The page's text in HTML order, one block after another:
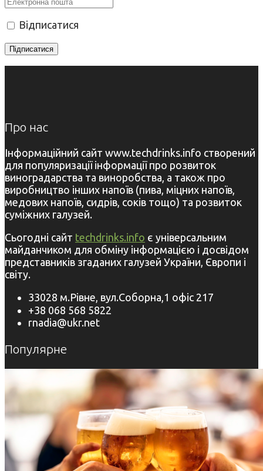
Відписатися
Про нас
Інформаційний сайт www.techdrinks.info створений
для популяризації інформації про розвиток
виноградарства та виноробства, а також про
виробництво інших напоїв (пива, міцних напоїв,
медових напоїв, сидрів, соків тощо) та розвиток
суміжних галузей.
Сьогодні сайт techdrinks.info є універсальним
майданчиком для обміну інформацією і досвідом
представників згаданих галузей України, Європи і
світу.
33028 м.Рівне, вул.Соборна,1 офіс 217
+38 068 568 5822
rnadia@ukr.net
Популярне